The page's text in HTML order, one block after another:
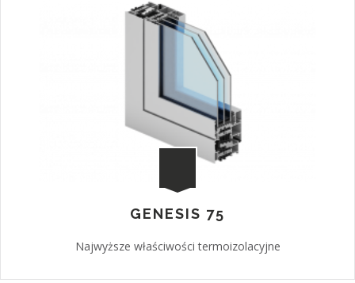
GENESIS 75
Najwyższe właściwości termoizolacyjne